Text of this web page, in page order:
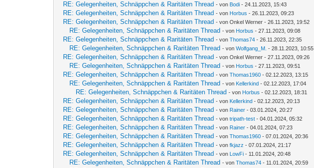
RE: Gelegenheiten, Schnäppchen & Raritäten Thread - von Bodi - 24.11.2023, 15:43
RE: Gelegenheiten, Schnäppchen & Raritäten Thread - von Horbus - 26.11.2023, 09:23
RE: Gelegenheiten, Schnäppchen & Raritäten Thread - von Onkel Werner - 26.11.2023, 19:52
RE: Gelegenheiten, Schnäppchen & Raritäten Thread - von Horbus - 27.11.2023, 09:08
RE: Gelegenheiten, Schnäppchen & Raritäten Thread - vonThomas74 - 26.11.2023, 22:35
RE: Gelegenheiten, Schnäppchen & Raritäten Thread - vonWolfgang_M. - 28.11.2023, 10:55
RE: Gelegenheiten, Schnäppchen & Raritäten Thread - von Onkel Werner - 27.11.2023, 09:26
RE: Gelegenheiten, Schnäppchen & Raritäten Thread - von Horbus - 27.11.2023, 09:51
RE: Gelegenheiten, Schnäppchen & Raritäten Thread - vonThomas1960 - 02.12.2023, 13:15
RE: Gelegenheiten, Schnäppchen & Raritäten Thread - von Kellerkind - 02.12.2023, 17:04
RE: Gelegenheiten, Schnäppchen & Raritäten Thread - von Horbus - 02.12.2023, 18:31
RE: Gelegenheiten, Schnäppchen & Raritäten Thread - von Kellerkind - 02.12.2023, 20:13
RE: Gelegenheiten, Schnäppchen & Raritäten Thread - von Rainer - 03.01.2024, 20:27
RE: Gelegenheiten, Schnäppchen & Raritäten Thread - vontripath-test - 04.01.2024, 05:32
RE: Gelegenheiten, Schnäppchen & Raritäten Thread - von Rainer - 04.01.2024, 07:23
RE: Gelegenheiten, Schnäppchen & Raritäten Thread - vonThomas1960 - 07.01.2024, 20:36
RE: Gelegenheiten, Schnäppchen & Raritäten Thread - vonfkjazz - 07.01.2024, 21:17
RE: Gelegenheiten, Schnäppchen & Raritäten Thread - von LowFi - 11.01.2024, 20:48
RE: Gelegenheiten, Schnäppchen & Raritäten Thread - vonThomas74 - 11.01.2024, 20:59